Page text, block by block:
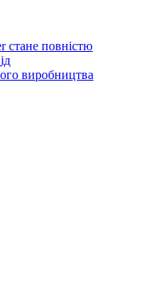
стане повністю
виробництва